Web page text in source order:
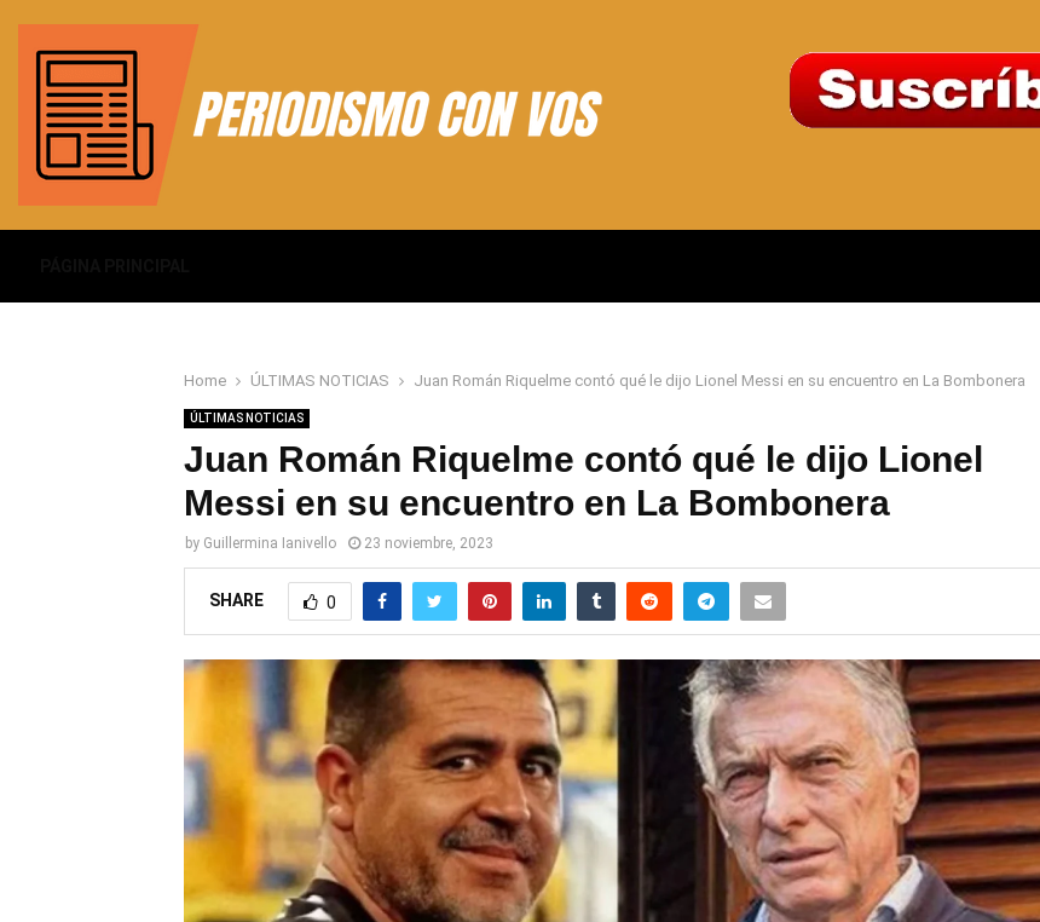
Home ÚLTIMAS NOTICIAS Juan Román Riquelme contó qué le dijo Lionel Messi en su encuentro en La Bombonera
ÚLTIMAS NOTICIAS
Juan Román Riquelme contó qué le dijo Lionel
Messi en su encuentro en La Bombonera
by Guillermina Ianivello 23 noviembre, 2023
SHARE 0